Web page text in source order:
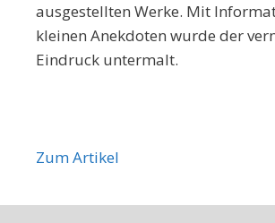
ausgestellten Werke. Mit
kleinen Anekdoten wurde der
Eindruck untermalt.
Zum Artikel